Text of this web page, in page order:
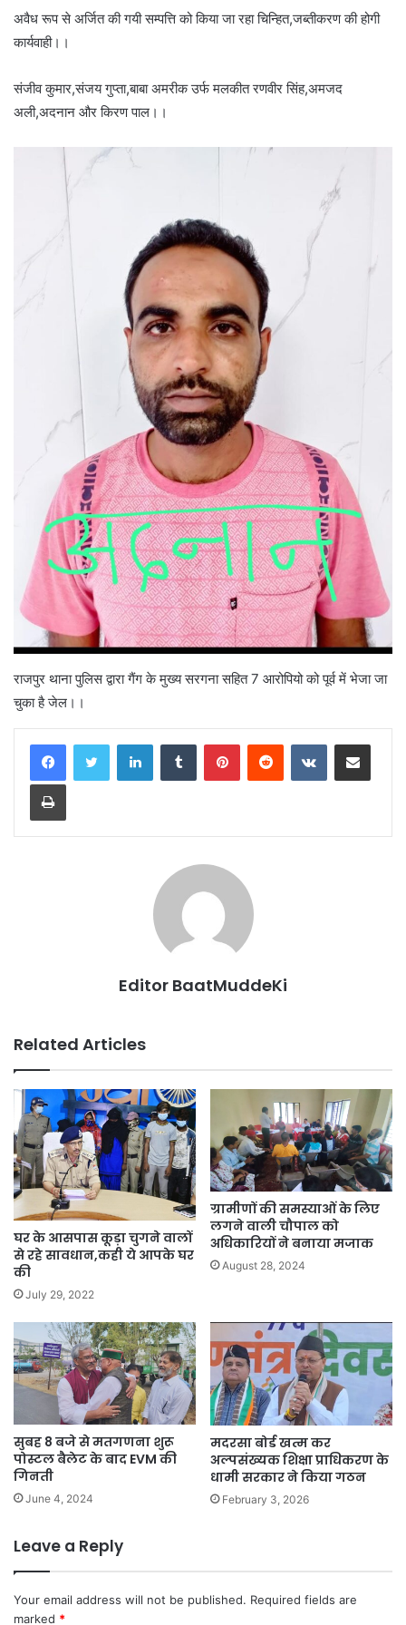
अवैध रूप से अर्जित की गयी सम्पत्ति को किया जा रहा चिन्हित,जब्तीकरण की होगी
कार्यवाही।।
संजीव कुमार,संजय गुप्ता,बाबा अमरीक उर्फ मलकीत रणवीर सिंह,अमजद
अली,अदनान और किरण पाल।।
राजपुर थाना पुलिस द्वारा गैंग के मुख्य सरगना सहित 7 आरोपियो को पूर्व में भेजा जा
चुका है जेल।।
LinkedInTumblr PinterestReddit VKontakteShare via Email
Print
Editor BaatMuddeKi
Related Articles
घर के आसपास कूड़ा चुगने वालों
से रहे सावधान,कही ये आपके घर
की
July 29, 2022
ग्रामीणों की समस्याओं के लिए
लगने वाली चौपाल को
अधिकारियों ने बनाया मजाक
August 28, 2024
सुबह 8 बजे से मतगणना शुरू
पोस्टल बैलेट के बाद EVM की
गिनती
June 4, 2024
मदरसा बोर्ड खत्म कर
अल्पसंख्यक शिक्षा प्राधिकरण के
धामी सरकार ने किया गठन
February 3, 2026
Leave a Reply
Your email address will not be published. Required fields are
marked *